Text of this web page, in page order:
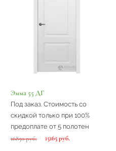
Эмма 55 ДГ
Под заказ. Стоимость со
скидкой только при 100%
предоплате от 5 полотен
16850 руб. 15165 руб.